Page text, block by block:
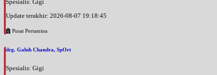
Spesialis: Gigi
Update terakhir: 2026-08-07 19:18:45
Pusat Pertamina
drg. Galuh Chandra, SpOrt
Spesialis: Gigi